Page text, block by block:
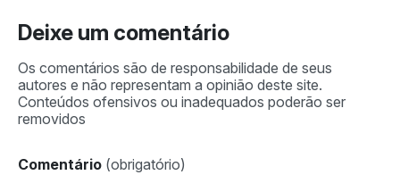
Deixe um comentário
Comentário